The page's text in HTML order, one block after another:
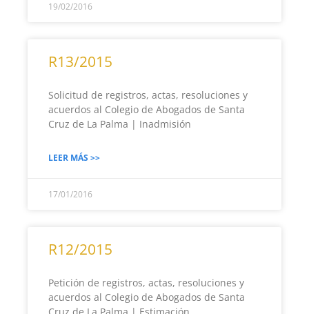
19/02/2016
R13/2015
Solicitud de registros, actas, resoluciones y
acuerdos al Colegio de Abogados de Santa
Cruz de La Palma | Inadmisión
LEER MÁS >>
17/01/2016
R12/2015
Petición de registros, actas, resoluciones y
acuerdos al Colegio de Abogados de Santa